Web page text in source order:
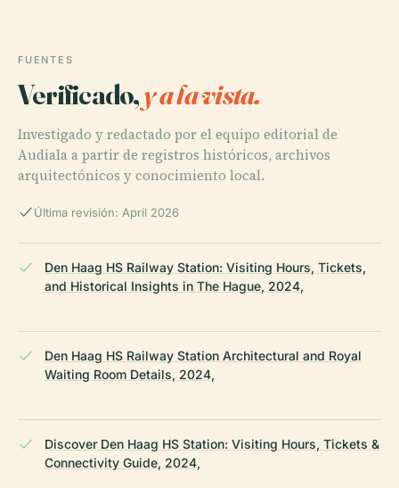
FUENTES
Verificado,y a la vista.
Investigado y redactado por el equipo editorial de
Audiala a partir de registros históricos, archivos
arquitectónicos y conocimiento local.
Última revisión: April 2026
Den Haag HS Railway Station: Visiting Hours, Tickets,
and Historical Insights in The Hague, 2024,
Den Haag HS Railway Station Architectural and Royal
Waiting Room Details, 2024,
Discover Den Haag HS Station: Visiting Hours, Tickets &
Connectivity Guide, 2024,